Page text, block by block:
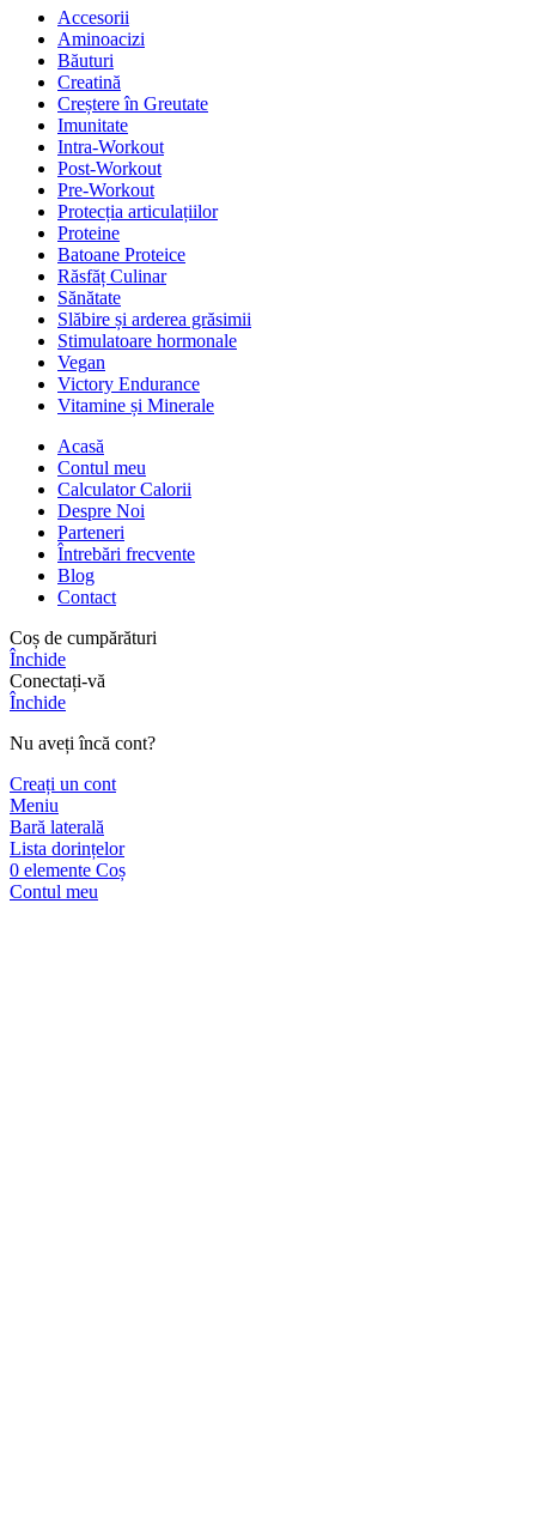
Accesorii
Aminoacizi
Băuturi
Creatină
Creștere în Greutate
Imunitate
Intra-Workout
Post-Workout
Pre-Workout
Protecția articulațiilor
Proteine
Batoane Proteice
Răsfăț Culinar
Sănătate
Slăbire și arderea grăsimii
Stimulatoare hormonale
Vegan
Victory Endurance
Vitamine și Minerale
Acasă
Contul meu
Calculator Calorii
Despre Noi
Parteneri
Întrebări frecvente
Blog
Contact
Coș de cumpărături
Închide
Conectați-vă
Închide
Nu aveți încă cont?
Creați un cont
Meniu
Bară laterală
Lista dorințelor
0 elemente Coș
Contul meu